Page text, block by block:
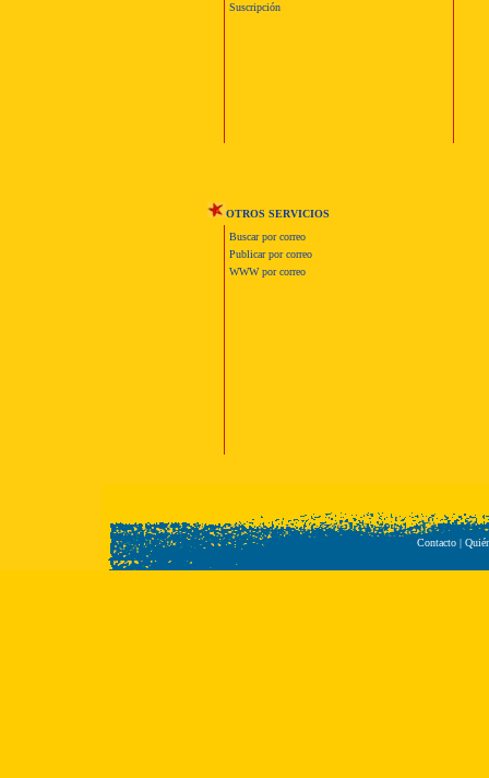
Suscripción
OTROS SERVICIOS
Buscar por correo
Publicar por correo
WWW por correo
Contacto|